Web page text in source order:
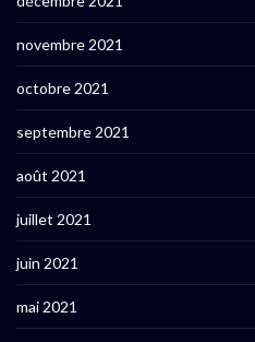
novembre 2021
octobre 2021
septembre 2021
août 2021
juillet 2021
juin 2021
mai 2021